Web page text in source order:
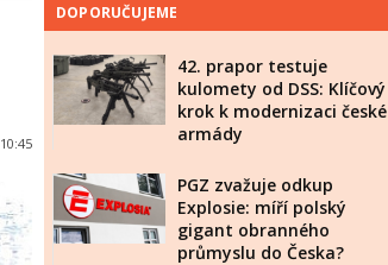
10:45
DOPORUČUJEME
42. prapor testuje
kulomety od DSS: Klíčový
krok k modernizaci české
armády
PGZ zvažuje odkup
Explosie: míří polský
gigant obranného
průmyslu do Česka?